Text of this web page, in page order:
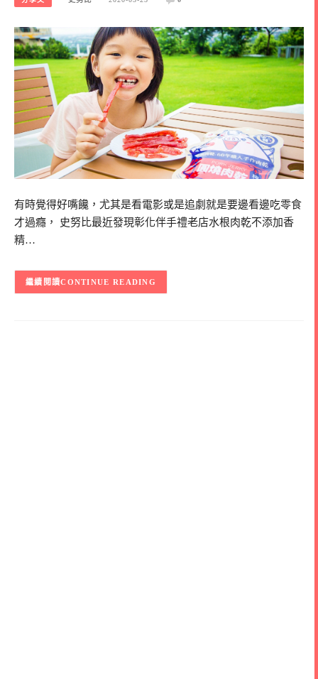
有時覺得好嘴饞，尤其是看電影或是追劇就是要邊看邊吃零食
才過癮， 史努比最近發現彰化伴手禮老店水根肉乾不添加香
精…
CONTINUE READING